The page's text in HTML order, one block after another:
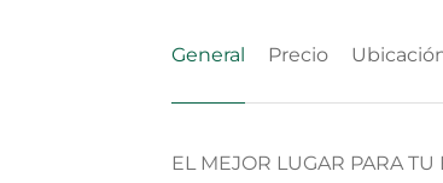
General Precio
EL MEJOR LUGAR PARA